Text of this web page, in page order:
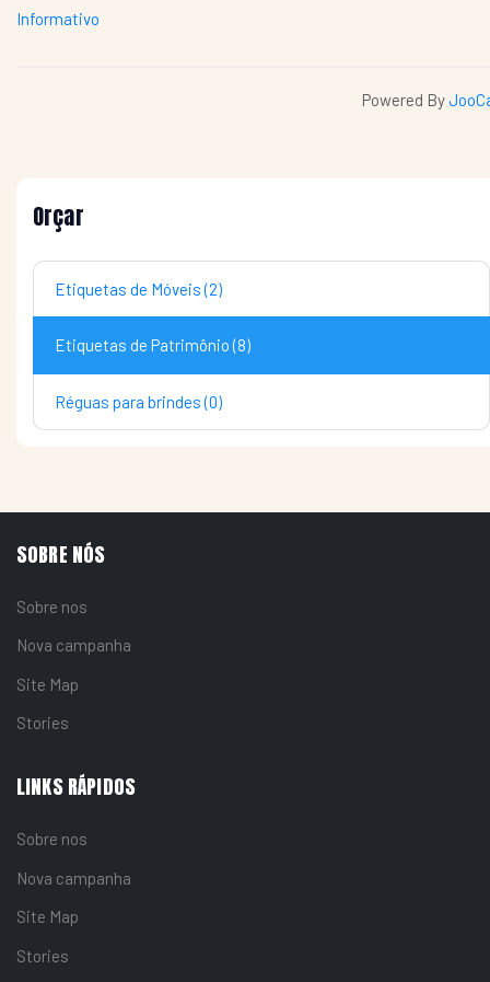
Informativo
Powered By
Orçar
Etiquetas de Móveis (2)
Etiquetas de Patrimônio (8)
Réguas para brindes (0)
SOBRE NÓS
Sobre nos
Nova campanha
Site Map
Stories
LINKS RÁPIDOS
Sobre nos
Nova campanha
Site Map
Stories